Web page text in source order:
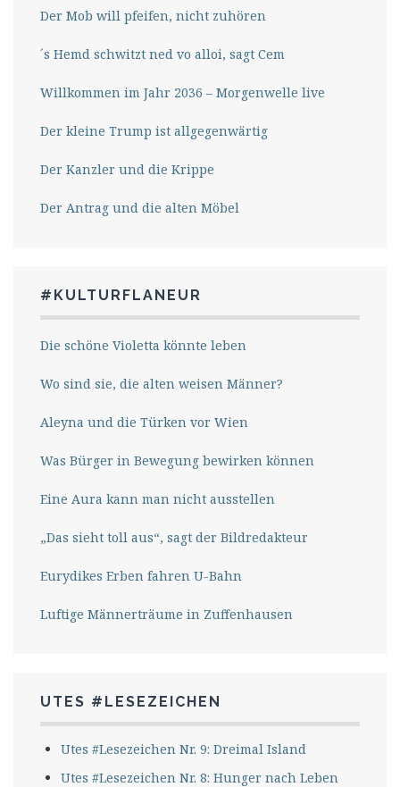
Der Mob will pfeifen, nicht zuhören
´s Hemd schwitzt ned vo alloi, sagt Cem
Willkommen im Jahr 2036 – Morgenwelle live
Der kleine Trump ist allgegenwärtig
Der Kanzler und die Krippe
Der Antrag und die alten Möbel
#KULTURFLANEUR
Die schöne Violetta könnte leben
Wo sind sie, die alten weisen Männer?
Aleyna und die Türken vor Wien
Was Bürger in Bewegung bewirken können
Eine Aura kann man nicht ausstellen
„Das sieht toll aus“, sagt der Bildredakteur
Eurydikes Erben fahren U-Bahn
Luftige Männerträume in Zuffenhausen
UTES #LESEZEICHEN
Utes #Lesezeichen Nr. 9: Dreimal Island
Utes #Lesezeichen Nr. 8: Hunger nach Leben